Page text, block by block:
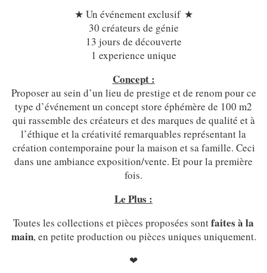
★ Un événement exclusif ★
30 créateurs de génie
13 jours de découverte
1 experience unique
Concept :
Proposer au sein d’un lieu de prestige et de renom pour ce
type d’événement un concept store éphémère de 100 m2
qui rassemble des créateurs et des marques de qualité et à
l’éthique et la créativité remarquables représentant la
création contemporaine pour la maison et sa famille. Ceci
dans une ambiance exposition/vente. Et pour la première
fois.
Le Plus :
Toutes les collections et pièces proposées sontfaites à la
main, en petite production ou pièces uniques uniquement.
❤